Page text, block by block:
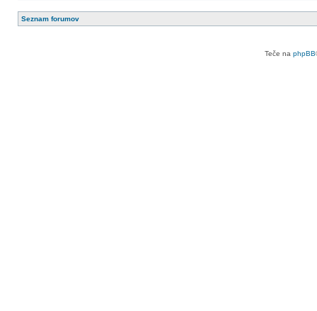
Seznam forumov
Teče na phpBB